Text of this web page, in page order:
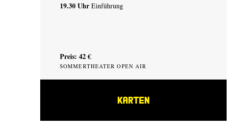
19.30 Uhr Einführung
Preis: 42 €
SOMMERTHEATER OPEN AIR
KARTEN